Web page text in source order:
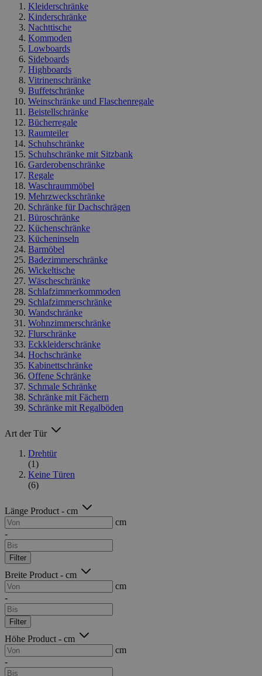
Kleiderschränke
Kinderschränke
Nachttische
Kommoden
Lowboards
Sideboards
Highboards
Vitrinenschränke
Buffetschränke
Weinschränke und Flaschenregale
Beistellschränke
Bücherregale
Raumteiler
Schuhschränke
Schuhschränke mit Sitzbank
Garderobenschränke
Regale
Waschraummöbel
Mehrzweckschränke
Schränke für Dachschrägen
Büroschränke
Küchenschränke
Kücheninseln
Barmöbel
Badezimmerschränke
Wickeltische
Wäscheschränke
Schlafzimmerkommoden
Schlafzimmerschränke
Wandschränke
Wohnzimmerschränke
Flurschränke
Eckkleiderschränke
Hochschränke
Kabinettschränke
Offene Schränke
Schmale Schränke
Schränke mit Fächern
Schränke mit Regalböden
Art der Tür
Drehtür
(1)
Keine Türen
(6)
Länge Product - cm
cm
-
Filter
Breite Product - cm
cm
-
Filter
Höhe Product - cm
cm
-